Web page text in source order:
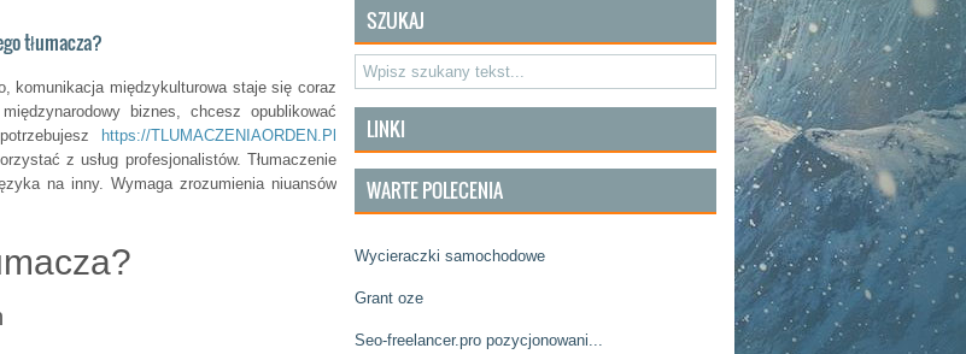
tłumacza?
komunikacja międzykulturowa staje się coraz
biznes, chcesz opublikować
https://TLUMACZENIAORDEN.Pl
z usług profesjonalistów. Tłumaczenie
na inny. Wymaga zrozumienia niuansów
SZUKAJ
LINKI
WARTE POLECENIA
Wycieraczki samochodowe
Grant oze
Seo-freelancer.pro pozycjonowani...